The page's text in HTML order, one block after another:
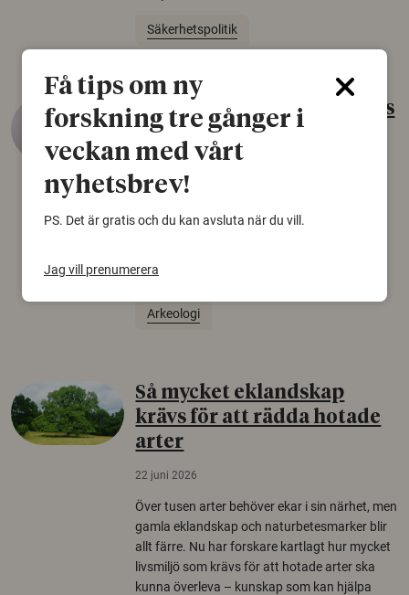
Säkerhetspolitik
Gammalt skinn var Sveriges
äldsta sko
Det som arkeologer länge trodde var en
björnfäll visar sig vara delar av en 2000 år
Norden.
Arkeologi
Så mycket eklandskap
krävs för att rädda hotade
arter
22 juni 2026
Över tusen arter behöver ekar i sin närhet, men
gamla eklandskap och naturbetesmarker blir
allt färre. Nu har forskare kartlagt hur mycket
livsmiljö som krävs för att hotade arter ska
kunna överleva – kunskap som kan hjälpa
Få tips om ny
forskning tre gånger i
veckan med vårt
nyhetsbrev!
PS. Det är gratis och du kan avsluta när du vill.
Jag vill prenumerera